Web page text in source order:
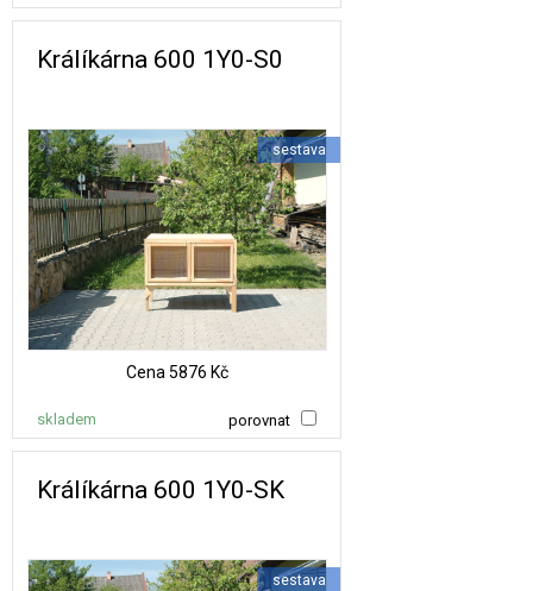
Králíkárna 600 1Y0-S0
sestava
Cena 5876 Kč
porovnat
skladem
Králíkárna 600 1Y0-SK
sestava